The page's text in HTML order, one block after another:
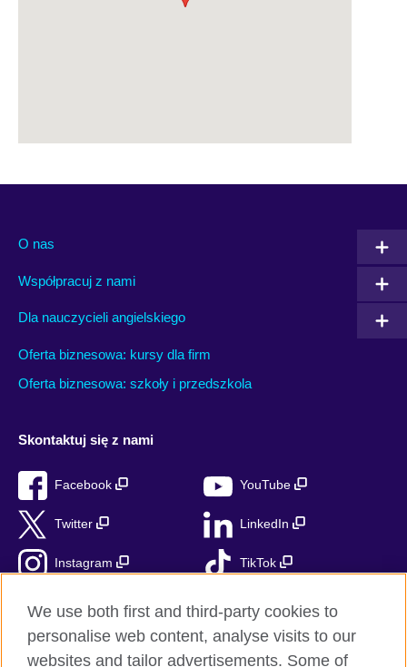
O nas
Współpracuj z nami
Dla nauczycieli angielskiego
Oferta biznesowa: kursy dla firm
Oferta biznesowa: szkoły i przedszkola
Skontaktuj się z nami
Facebook YouTube
Twitter LinkedIn
Instagram TikTok
We use both first and third-party cookies to
personalise web content, analyse visits to our
websites and tailor advertisements. Some of